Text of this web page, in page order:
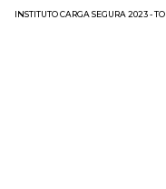
INSTITUTO CARGA SEGURA 2023 -